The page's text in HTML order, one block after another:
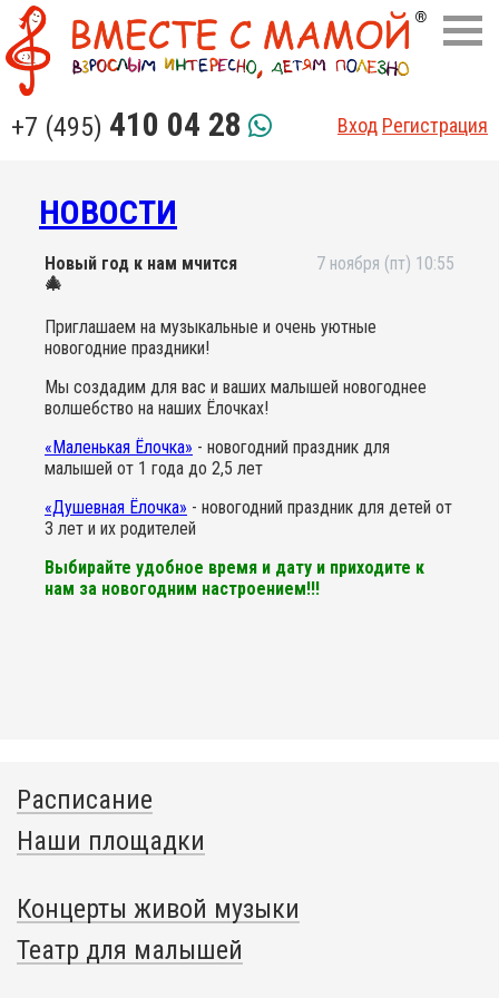
+7 (495) 410 04 28 Вход Регистрация
НОВОСТИ
Новый год к нам мчится
🎄
7 ноября (пт) 10:55
Приглашаем на музыкальные и очень уютные
новогодние праздники!
Мы создадим для вас и ваших малышей новогоднее
волшебство на наших Ёлочках!
«Маленькая Ёлочка» - новогодний праздник для
малышей от 1 года до 2,5 лет
«Душевная Ёлочка» - новогодний праздник для детей от
3 лет и их родителей
Выбирайте удобное время и дату и приходите к
нам за новогодним настроением!!!
Расписание
Наши площадки
Концерты живой музыки
Театр для малышей